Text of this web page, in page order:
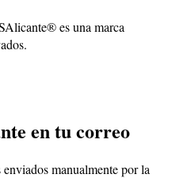
es una marca
en tu correo
manualmente por la